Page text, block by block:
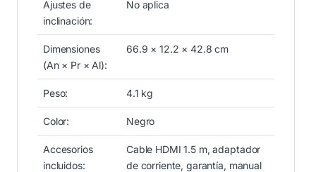
Ajustes de
inclinación:
No aplica
Dimensiones
(An × Pr × Al):
66.9 × 12.2 × 42.8 cm
Peso: 4.1 kg
Color: Negro
Accesorios
incluidos:
Cable HDMI 1.5 m, adaptador
de corriente, garantía, manual